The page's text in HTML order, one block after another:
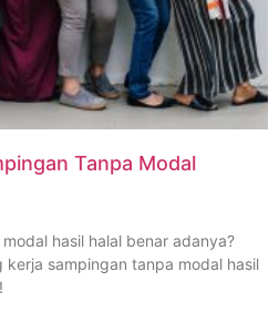
Tanpa Modal
hasil halal benar adanya?
sampingan tanpa modal hasil